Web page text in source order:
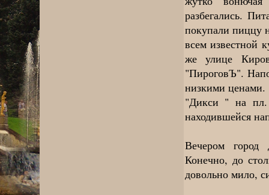
разбегались.
покупали пиццу
всем известной
же улице
"ПироговЪ".
низкими ценами.
"Дикси " на пл.
находившейся
Вечером город
Конечно, до
довольно мило,